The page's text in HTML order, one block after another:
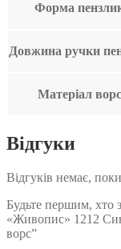
Форма
Довжина ручки
Матеріал
Відгуки
Відгуків немає,
Будьте першим, хто
«Живопис» 1212
ворс”